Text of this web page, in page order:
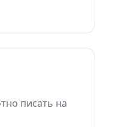
писать на